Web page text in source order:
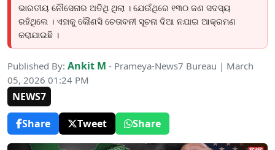
ଭାରତୀୟ ନୌସେନାର ଅତିଥି ଥିଲା । ଯେଉଁଥିରେ ୧୩୦ ଜଣ ସଦସ୍ୟ
ରହିଥିଲେ । ଏହାକୁ କୌଣସି ଚେତାବନୀ ସୂଚନା ଦିଆ ନଯାଇ ଆକ୍ରମଣ
କରାଯାଇଛି ।
Published By: Ankit M - Prameya-News7 Bureau | March
05, 2026 01:24 PM
NEWS7
Share
Tweet Share